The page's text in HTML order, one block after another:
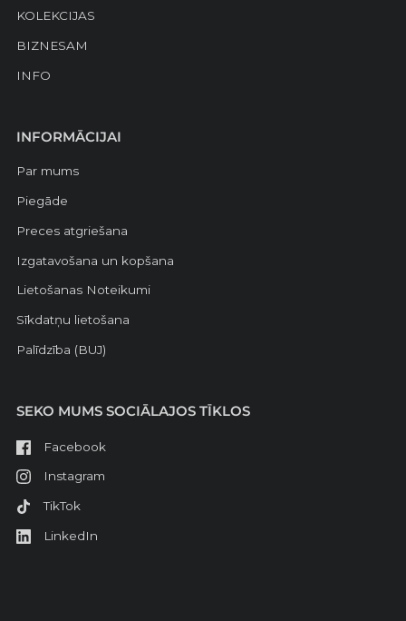
KOLEKCIJAS
BIZNESAM
INFO
INFORMĀCIJAI
Par mums
Piegāde
Preces atgriešana
Izgatavošana un kopšana
Lietošanas Noteikumi
Sīkdatņu lietošana
Palīdzība (BUJ)
SEKO MUMS SOCIĀLAJOS TĪKLOS
Facebook
Instagram
TikTok
LinkedIn